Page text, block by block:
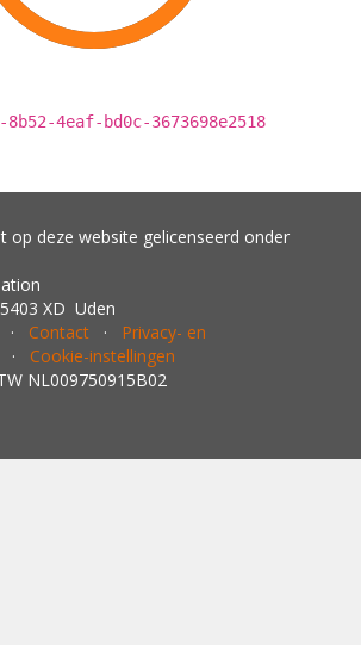
8b52-4eaf-bd0c-3673698e2518
op deze website gelicenseerd onder
XD Uden
· Contact · Privacy- en
· Cookie-instellingen
NL009750915B02